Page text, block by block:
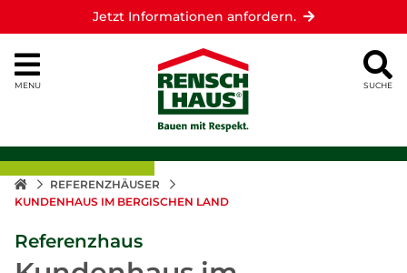
Jetzt Informationen anfordern.
MENU SUCHE
REFERENZHÄUSER
KUNDENHAUS IM BERGISCHEN LAND
Referenzhaus